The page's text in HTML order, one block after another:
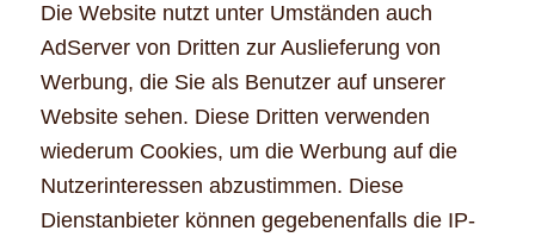
Die Website nutzt unter Umständen auch
AdServer von Dritten zur Auslieferung von
Werbung, die Sie als Benutzer auf unserer
Website sehen. Diese Dritten verwenden
wiederum Cookies, um die Werbung auf die
Nutzerinteressen abzustimmen. Diese
Dienstanbieter können gegebenenfalls die IP-